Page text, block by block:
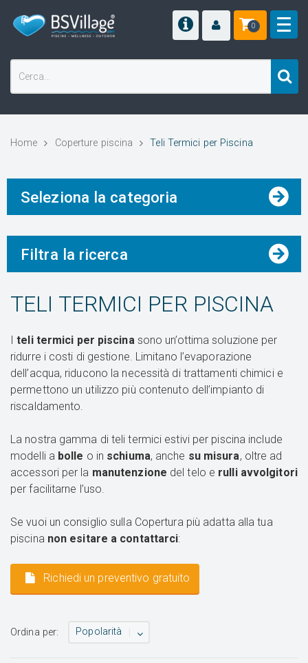
0
Home Coperture piscina Teli Termici per Piscina
Seleziona la categoria
Filtra la ricerca
TELI TERMICI PER PISCINA
teli termici per piscinasono un’ottima soluzione per
ridurre i costi di gestione. Limitano l’evaporazione
dell’acqua, riducono la necessità di trattamenti chimici e
permettono un utilizzo più contenuto dell’impianto di
riscaldamento.
La nostra gamma di teli termici estivi per piscina include
modelli a bolle o in schiuma, anche su misura, oltre ad
accessori per la manutenzione del telo e rulli avvolgitori
per facilitarne l’uso.
Se vuoi un consiglio sulla Copertura più adatta alla tua
piscina non esitare a contattarci:
Richiedi un preventivo gratuito
Ordina per: Popolarità